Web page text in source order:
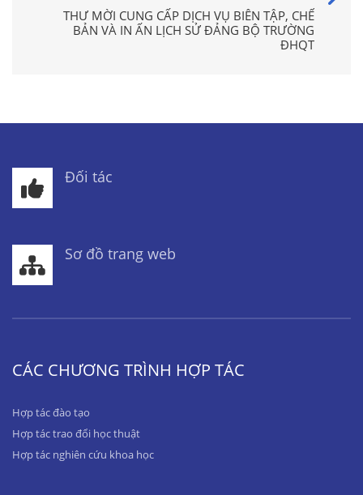
THƯ MỜI CUNG CẤP DỊCH VỤ BIÊN TẬP, CHẾ
BẢN VÀ IN ẤN LỊCH SỬ ĐẢNG BỘ TRƯỜNG
ĐHQT
Đối tác
Sơ đồ trang web
CÁC CHƯƠNG TRÌNH HỢP TÁC
Hợp tác đào tạo
Hợp tác trao đổi học thuật
Hợp tác nghiên cứu khoa học